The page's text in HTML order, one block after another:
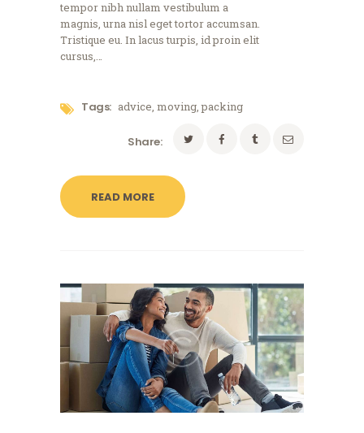
tempor nibh nullam vestibulum a
magnis, urna nisl eget tortor accumsan.
Tristique eu. In lacus turpis, id proin elit
cursus,…
Tags: advice,moving,packing
Share:
READ MORE